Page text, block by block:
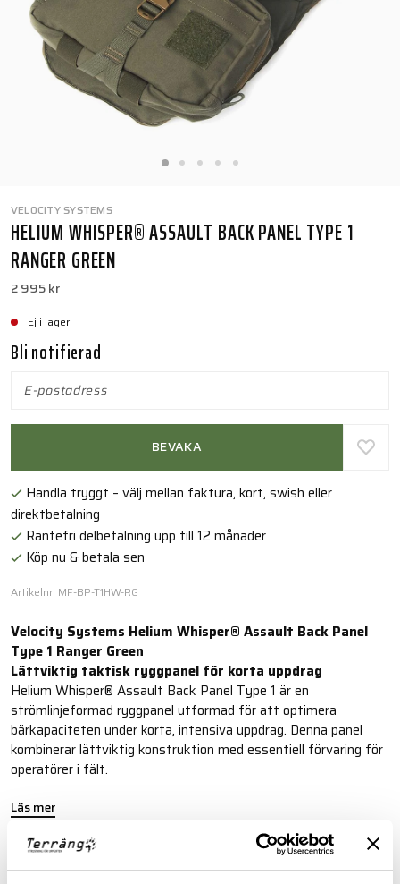
VELOCITY SYSTEMS
HELIUM WHISPER® ASSAULT BACK PANEL TYPE 1
RANGER GREEN
2 995 kr
Ej i lager
Bli notifierad
BEVAKA
Handla tryggt – välj mellan faktura, kort, swish eller
direktbetalning
Räntefri delbetalning upp till 12 månader
Köp nu & betala sen
Artikelnr: MF-BP-T1HW-RG
Velocity Systems Helium Whisper® Assault Back Panel
Type 1 Ranger Green
Lättviktig taktisk ryggpanel för korta uppdrag
Helium Whisper® Assault Back Panel Type 1 är en
strömlinjeformad ryggpanel utformad för att optimera
bärkapaciteten under korta, intensiva uppdrag. Denna panel
kombinerar lättviktig konstruktion med essentiell förvaring för
operatörer i fält.
Läs mer